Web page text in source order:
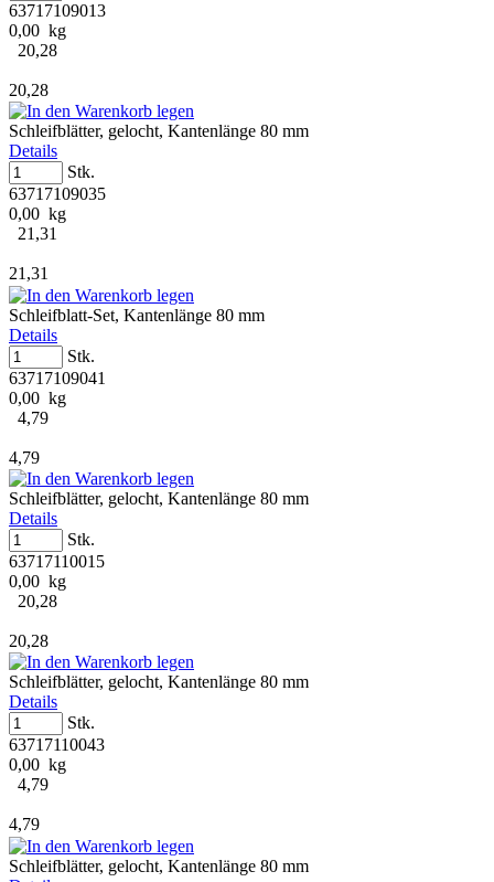
63717109013
0,00 kg
20,28
20,28
Schleifblätter, gelocht, Kantenlänge 80 mm
Details
Stk.
63717109035
0,00 kg
21,31
21,31
Schleifblatt-Set, Kantenlänge 80 mm
Details
Stk.
63717109041
0,00 kg
4,79
4,79
Schleifblätter, gelocht, Kantenlänge 80 mm
Details
Stk.
63717110015
0,00 kg
20,28
20,28
Schleifblätter, gelocht, Kantenlänge 80 mm
Details
Stk.
63717110043
0,00 kg
4,79
4,79
Schleifblätter, gelocht, Kantenlänge 80 mm